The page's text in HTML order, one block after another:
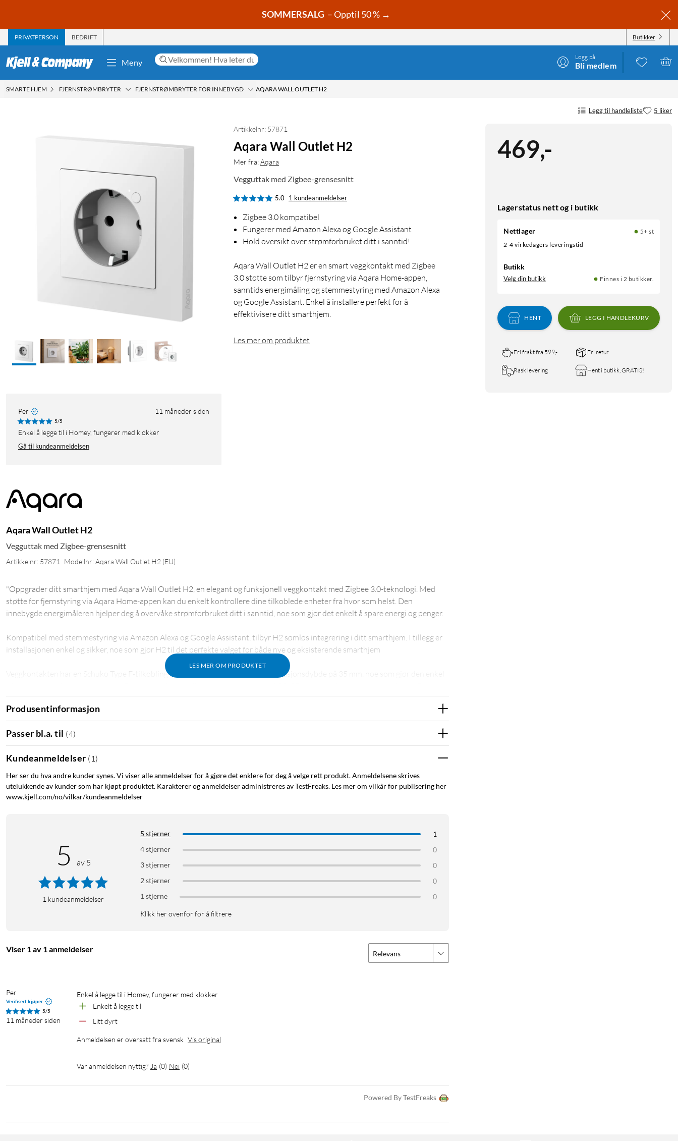
SOMMERSALG – Opptil 50 % →
PRIVATPERSON BEDRIFT Butikker
Meny
Logg på
Bli medlem
SMARTE HJEM FJERNSTRØMBRYTER FJERNSTRØMBRYTER FOR INNEBYGD AQARA WALL OUTLET H2
Legg til handleliste 5 liker
469,-
Lagerstatus nett og i butikk
Nettlager
5+ st
2-4 virkedagers leveringstid
Butikk
Velg din butikk Finnes i 2 butikker.
HENT LEGG I HANDLEKURV
Fri frakt fra 599,- Fri retur
Rask levering Hent i butikk, GRATIS!
Artikkelnr: 57871
Aqara Wall Outlet H2
Mer fra:Aqara
Vegguttak med Zigbee-grensesnitt
5.0 1 kundeanmeldelser
Zigbee 3.0 kompatibel
Fungerer med Amazon Alexa og Google Assistant
Hold oversikt over strømforbruket ditt i sanntid!
Aqara Wall Outlet H2 er en smart veggkontakt med Zigbee
3.0 støtte som tilbyr fjernstyring via Aqara Home-appen,
sanntids energimåling og stemmestyring med Amazon Alexa
og Google Assistant. Enkel å installere perfekt for å
effektivisere ditt smarthjem.
Les mer om produktet
Per 11 måneder siden
5/5
Enkel å legge til i Homey, fungerer med klokker
Gå til kundeanmeldelsen
Aqara Wall Outlet H2
Vegguttak med Zigbee-grensesnitt
Artikkelnr: 57871 Modellnr: Aqara Wall Outlet H2 (EU)
LES MER OM PRODUKTET
"Oppgrader ditt smarthjem med Aqara Wall Outlet H2, en elegant og funksjonell veggkontakt med Zigbee 3.0-teknologi. Med
støtte for fjernstyring via Aqara Home-appen kan du enkelt kontrollere dine tilkoblede enheter fra hvor som helst. Den
innebygde energimåleren hjelper deg å overvåke strømforbruket ditt i sanntid, noe som gjør det enkelt å spare energi og penger.
Kompatibel med stemmestyring via Amazon Alexa og Google Assistant, tilbyr H2 sømløs integrering i ditt smarthjem. I tillegg er
installasjonen enkel og sikker, noe som gjør H2 til det perfekte valget for både nye og eksisterende smarthjem
Veggkontakten har en Schuko Type F-tilkobling med jordbeskyttelse og en installasjonsdybde på 35 mm, noe som gjør den enkel
(51626). Maksimal belastning er 16A."
Produsentinformasjon
Passer bl.a. til (4)
Kundeanmeldelser ( 1 )
Her ser du hva andre kunder synes. Vi viser alle anmeldelser for å gjøre det enklere for deg å velge rett produkt. Anmeldelsene skrives
utelukkende av kunder som har kjøpt produktet. Karakterer og anmeldelser administreres av TestFreaks. Les mer om vilkår for publisering her
www.kjell.com/no/vilkar/kundeanmeldelser
5 av 5
1 kundeanmeldelser
5 stjerner
1
4 stjerner
0
3 stjerner
0
2 stjerner
0
1 stjerne
0
Klikk her ovenfor for å filtrere
Viser 1 av 1 anmeldelser Relevans
Per
Verifisert kjøper
5/5
11 måneder siden
Enkel å legge til i Homey, fungerer med klokker
Enkelt å legge til
Litt dyrt
Anmeldelsen er oversatt fra svensk Vis original
Var anmeldelsen nyttig? Ja (0) Nei (0)
Powered By TestFreaks